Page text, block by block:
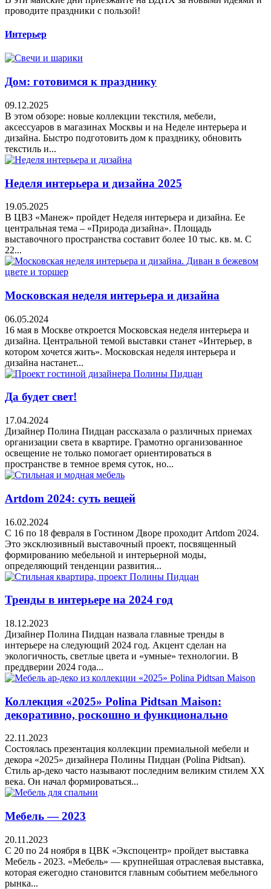
проводите праздники с пользой!
Интерьер
Дом: готовимся к празднику
09.12.2025
В этом обзоре: новые коллекции текстиля, мебели,
аксессуаров в магазинах Москвы и на Неделе интерьера и
дизайна. Быстро подготовить дом к празднику, обновить
текстиль и...
Неделя интерьера и дизайна 2025
19.05.2025
В ЦВЗ «Манеж» пройдет Неделя интерьера и дизайна. Ее
центральная тема – «Природа дизайна». Площадь
выставочного пространства составит более 10 тыс. кв. м. С
22...
Московская неделя интерьера и дизайна
06.05.2024
16 мая в Москве откроется Московская неделя интерьера и
дизайна. Центральной темой выставки станет «Интерьер, в
котором хочется жить». Московская неделя интерьера и
дизайна настанет...
Да будет свет!
17.04.2024
Дизайнер Полина Пидцан рассказала о различных приемах
организации света в квартире. Грамотно организованное
освещение не только помогает ориентироваться в
пространстве в темное время суток, но...
Artdom 2024: суть вещей
16.02.2024
С 16 по 18 февраля в Гостином Дворе проходит Artdom 2024.
Это эксклюзивный выставочный проект, посвященный
формированию мебельной и интерьерной моды,
определяющий тенденции развития...
Тренды в интерьере на 2024 год
18.12.2023
Дизайнер Полина Пидцан назвала главные тренды в
интерьере на следующий 2024 год. Акцент сделан на
экологичность, светлые цвета и «умные» технологии. В
преддверии 2024 года...
Коллекция «2025» Polina Pidtsan Maison:
декоративно, роскошно и функционально
22.11.2023
Состоялась презентация коллекции премиальной мебели и
декора «2025» дизайнера Полины Пидцан (Polina Pidtsan).
Стиль ар-деко часто называют последним великим стилем ХХ
века. Он начал формироваться...
Мебель — 2023
20.11.2023
C 20 по 24 ноября в ЦВК «Экспоцентр» пройдет выставка
Мебель - 2023. «Мебель» — крупнейшая отраслевая выставка,
которая ежегодно становится главным событием мебельного
рынка...